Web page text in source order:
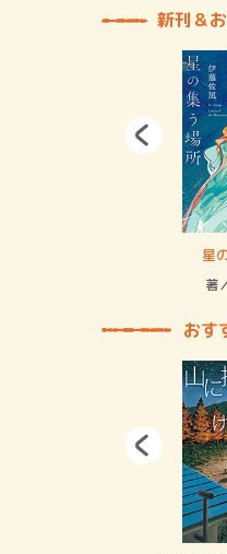
新刊＆
星
著
おす